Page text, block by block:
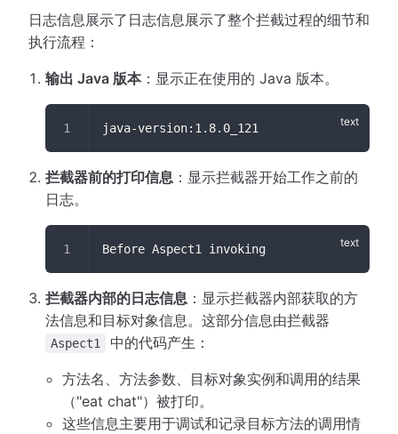
日志信息展示了日志信息展示了整个拦截过程的细节和
执行流程：
输出 Java 版本：显示正在使用的 Java 版本。
java-version:1.8.0_121
拦截器前的打印信息 ：显示拦截器开始工作之前的
日志。
Before Aspect1 invoking
拦截器内部的日志信息 ：显示拦截器内部获取的方
法信息和目标对象信息。这部分信息由拦截器
Aspect1 中的代码产生：
方法名、方法参数、目标对象实例和调用的结果
（"eat chat"）被打印。
这些信息主要用于调试和记录目标方法的调用情